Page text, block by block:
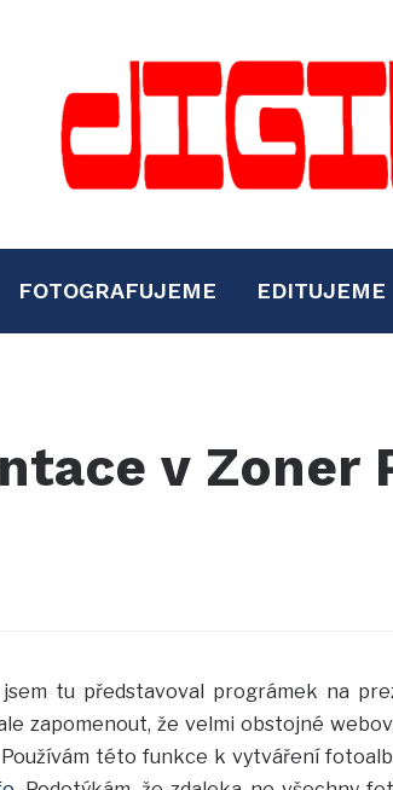
FOTOGRAFUJEME EDITUJEME
v Zoner
tu představoval prográmek na
zapomenout, že velmi obstojné
Používám této funkce k vytváření